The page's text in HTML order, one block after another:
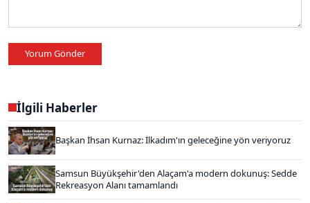
Yorum Gönder
İlgili Haberler
Başkan İhsan Kurnaz: İlkadım'ın geleceğine yön veriyoruz
Samsun Büyükşehir'den Alaçam'a modern dokunuş: Sedde
Rekreasyon Alanı tamamlandı